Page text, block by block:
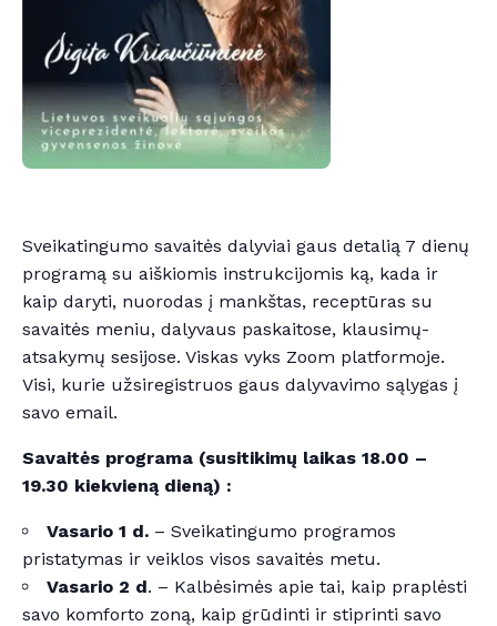
Sveikatingumo savaitės dalyviai gaus detalią 7 dienų
programą su aiškiomis instrukcijomis ką, kada ir
kaip daryti, nuorodas į mankštas, receptūras su
savaitės meniu, dalyvaus paskaitose, klausimų-
atsakymų sesijose. Viskas vyks Zoom platformoje.
Visi, kurie užsiregistruos gaus dalyvavimo sąlygas į
savo email.
Savaitės programa (susitikimų laikas 18.00 –
19.30 kiekvieną dieną) :
Vasario 1 d. – Sveikatingumo programos
pristatymas ir veiklos visos savaitės metu.
Vasario 2 d. – Kalbėsimės apie tai, kaip praplėsti
savo komforto zoną, kaip grūdinti ir stiprinti savo